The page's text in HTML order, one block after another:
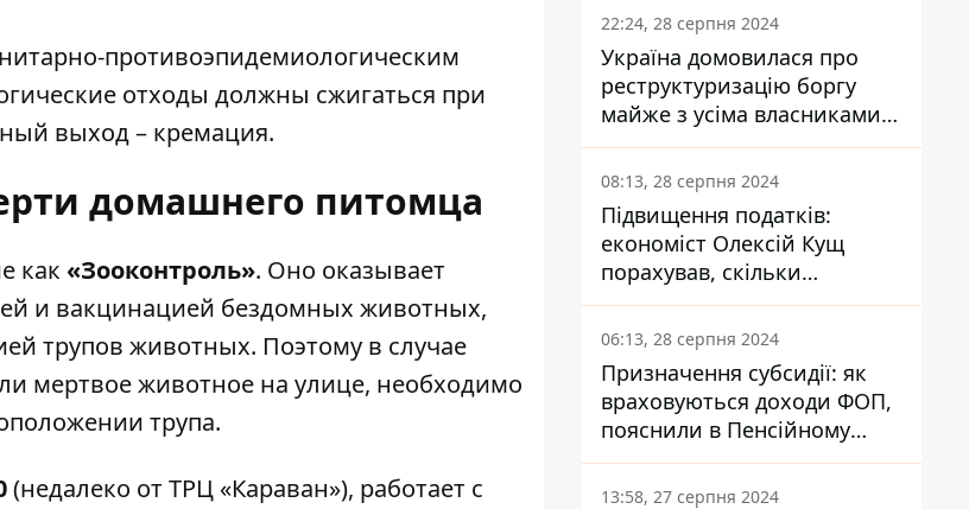
противоэпидемиологическим
отходы должны сжигаться при
выход – кремация.
домашнего питомца
как «Зооконтроль». Оно оказывает
и вакцинацией бездомных животных,
трупов животных. Поэтому в случае
мертвое животное на улице, необходимо
трупа.
(недалеко от ТРЦ «Караван»), работает с
22:24, 28 серпня 2024
Україна домовилася про
реструктуризацію боргу
майже з усіма власниками
єврооблігацій: що це
означає для країни
08:13, 28 серпня 2024
Підвищення податків:
економіст Олексій Кущ
порахував, скільки
заплатить кожен українець
06:13, 28 серпня 2024
Призначення субсидії: як
враховуються доходи ФОП,
пояснили в Пенсійному
фонді
13:58, 27 серпня 2024